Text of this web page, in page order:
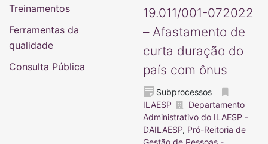
19.011/001-072022
– Afastamento de
curta duração do
país com ônus
Subprocessos
ILAESP
Departamento
Administrativo do ILAESP -
DAILAESP, Pró-Reitoria de
Treinamentos
Ferramentas da
qualidade
Consulta Pública